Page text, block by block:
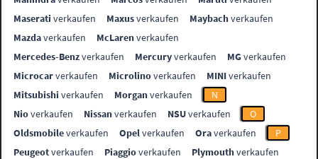
Maserati verkaufen Maxusverkaufen Maybachverkaufen
Mazdaverkaufen McLarenverkaufen
Mercedes-Benzverkaufen Mercuryverkaufen MGverkaufen
Microcarverkaufen Microlinoverkaufen MINIverkaufen
Mitsubishi verkaufen Morganverkaufen
N
Nioverkaufen Nissanverkaufen NSUverkaufen
O
Oldsmobileverkaufen Opelverkaufen Oraverkaufen
P
Peugeotverkaufen Piaggioverkaufen Plymouthverkaufen